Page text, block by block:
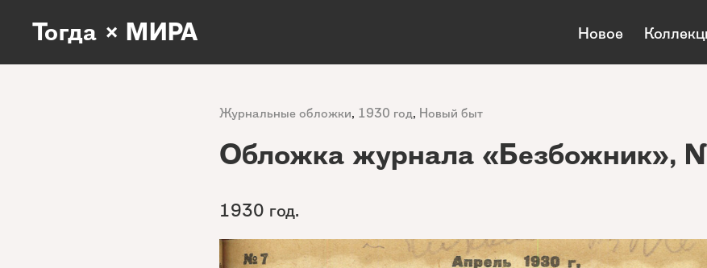
Тогда × МИРА Новое
Журнальные обложки, 1930 год, Новый быт
Обложка журнала «Безбожник»,
1930 год.